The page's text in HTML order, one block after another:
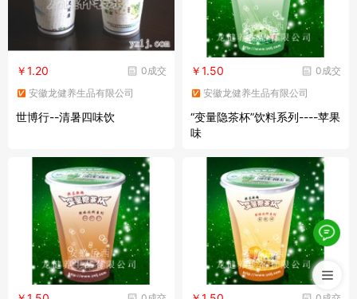
0成交
￥1.20
安徽龙健养生品有限公司
世博行--清暑四味饮
0成交
￥1.50
安徽龙健养生品有限公司
“变量隐茶杯”饮料系列----苹果
味